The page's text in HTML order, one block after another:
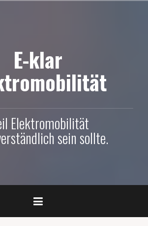
E-klar
Elektromobilität
sein sollte.